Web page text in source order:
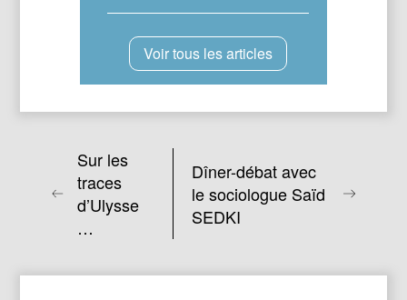
Voir tous les articles
Sur les
traces
d’Ulysse
…
Dîner-débat avec
le sociologue Saïd
SEDKI